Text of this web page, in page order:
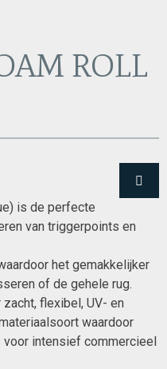
ROLL
is de perfecte
van triggerpoints en
het gemakkelijker
of de gehele rug.
zacht, flexibel, UV- en
waardoor
intensief commercieel